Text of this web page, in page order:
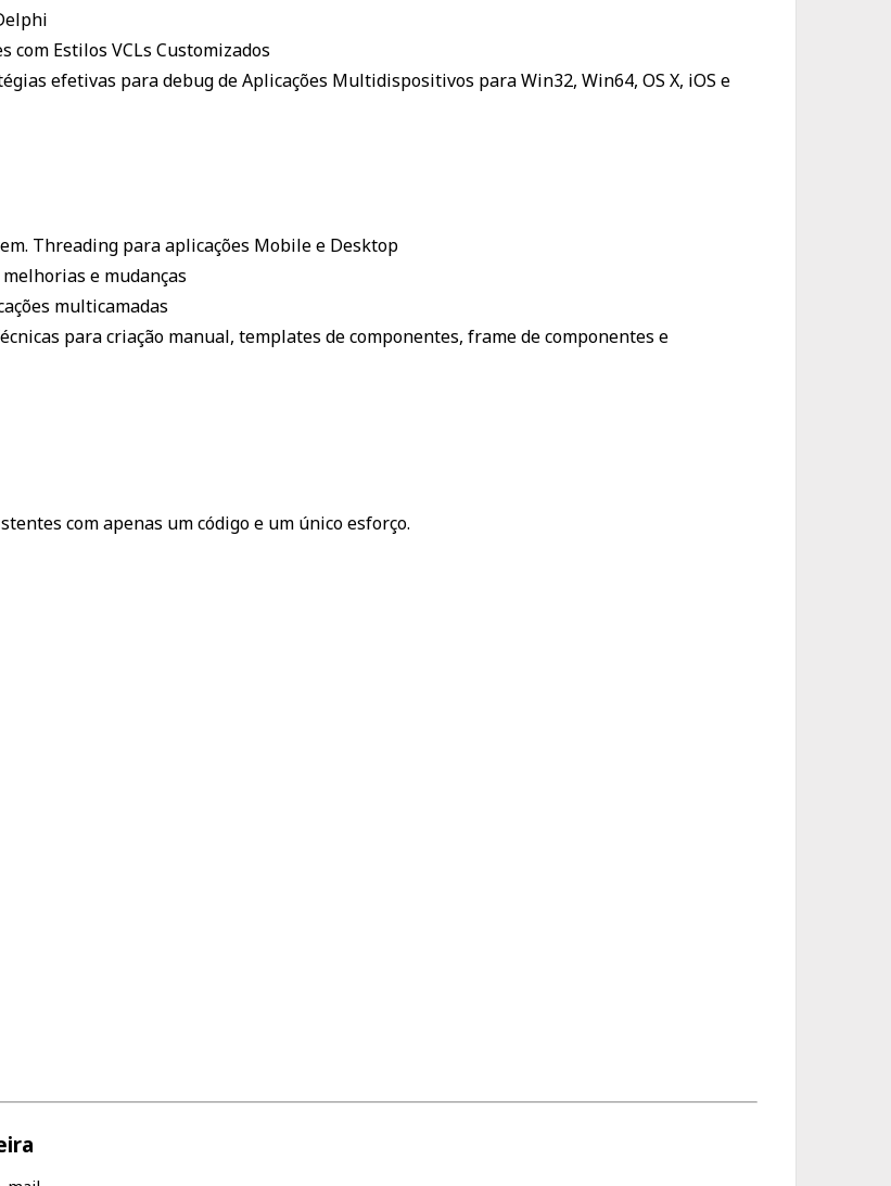
com Estilos VCLs Customizados
efetivas para debug de Aplicações Multidispositivos para Win32, Win64, OS X, iOS e
Threading para aplicações Mobile e Desktop
e mudanças
multicamadas
para criação manual, templates de componentes, frame de componentes e
com apenas um código e um único esforço.